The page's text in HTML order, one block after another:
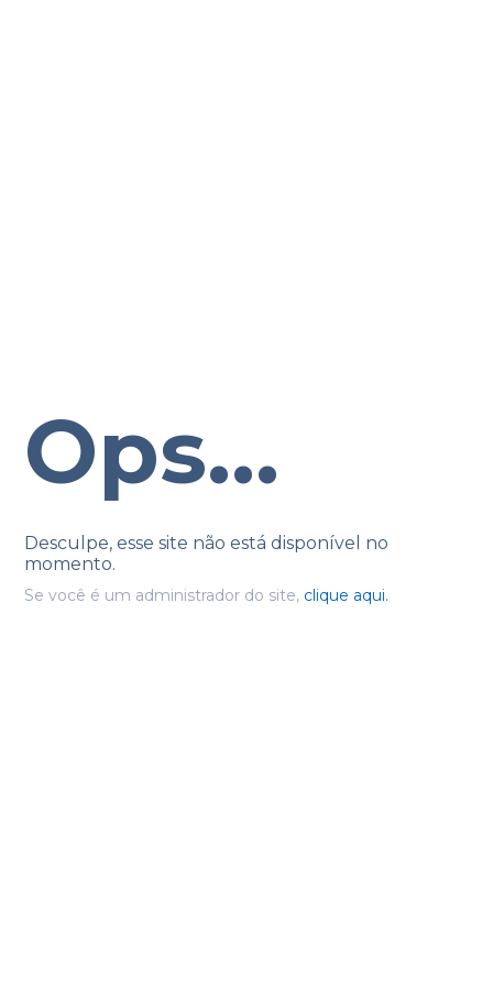
Ops...
Desculpe, esse site não está disponível no
momento.
Se você é um administrador do site, clique aqui.